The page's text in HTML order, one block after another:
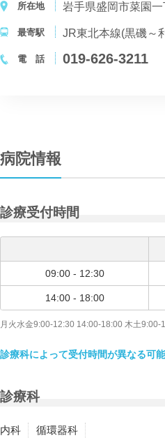
所在地 岩手県盛岡市菜園
最寄駅 JR東北本線(黒磯～
電 話 019-626-3211
病院情報
診療受付時間
09:00 - 12:30
14:00 - 18:00
月火水金9:00-12:30 14:00-18:00 木土9:00-
診療科によって受付時間が異なる可
診療科
内科 循環器科